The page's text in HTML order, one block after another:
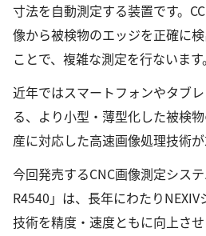
寸法を自動測定する装置です。
像から被検物のエッジを正確に
ことで、複雑な測定を行ないます。
近年ではスマートフォンやタブ
る、より小型・薄型化した被検
産に対応した高速画像処理技術が
今回発売するCNC画像測定シス
R4540」は、長年にわたり
技術を精度・速度ともに向上さ